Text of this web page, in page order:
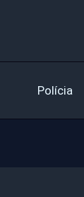
Polícia